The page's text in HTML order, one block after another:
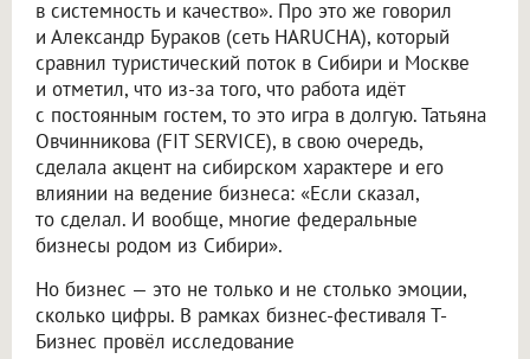
в системность и качество». Про это же говорил
и Александр Бураков (сеть HARUCHA), который
сравнил туристический поток в Сибири и Москве
и отметил, что из-за того, что работа идёт
с постоянным гостем, то это игра в долгую. Татьяна
Овчинникова (FIT SERVICE), в свою очередь,
сделала акцент на сибирском характере и его
влиянии на ведение бизнеса: «Если сказал,
то сделал. И вообще, многие федеральные
бизнесы родом из Сибири».
Но бизнес — это не только и не столько эмоции,
сколько цифры. В рамках бизнес-фестиваля Т-
Бизнес провёл исследование